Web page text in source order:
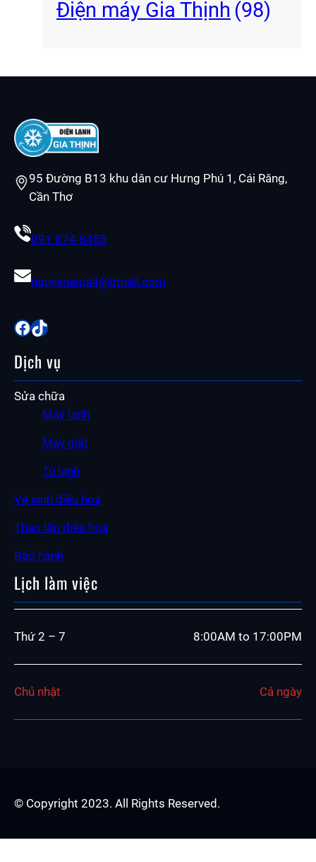
Điện máy Gia Thịnh (98)
95 Đường B13 khu dân cư Hưng Phú 1, Cái Răng,
Cần Thơ
091 874 8453
nguyenaqui4@gmail.com
Facebook TikTok
Dịch vụ
Sửa chữa
Máy lạnh
Máy giặt
Tủ lạnh
Vệ sinh điều hoà
Tháo lắp điều hoà
Bảo hành
Lịch làm việc
Thứ 2 – 7 8:00AM to 17:00PM
Chủ nhật Cả ngày
© Copyright 2023. All Rights Reserved.